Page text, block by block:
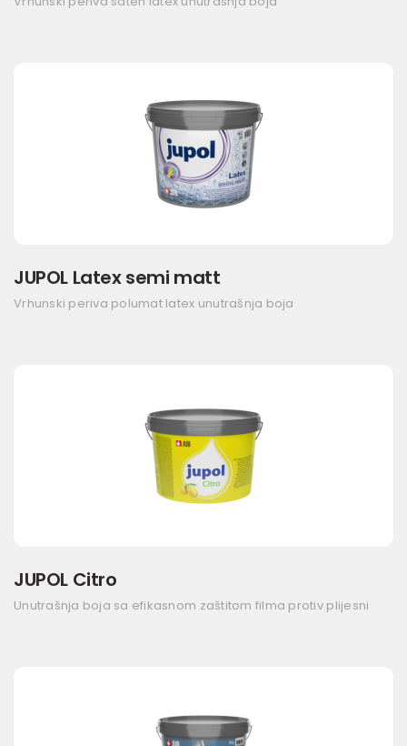
JUPOL Latex semi matt
Vrhunski periva polumat latex unutrašnja boja
JUPOL Citro
Unutrašnja boja sa efikasnom zaštitom filma protiv plijesni